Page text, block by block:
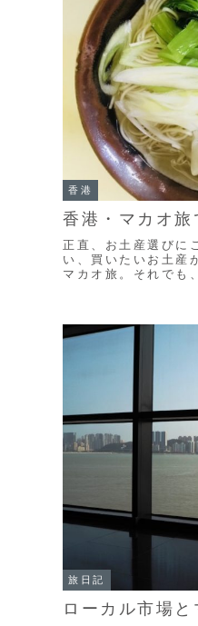
香港
香港・マカオ旅
正直、お土産選びに
い、買いたいお土産
マカオ旅。それでも
旅日記
ローカル市場